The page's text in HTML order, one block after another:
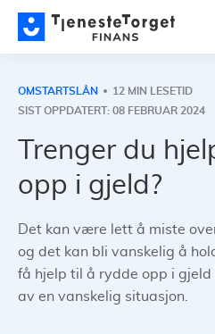
OMSTARTSLÅN
12 MIN LESETID
SIST OPPDATERT: 08 FEBRUAR 2024
Trenger du
opp i gjeld?
Det kan være lett å miste
og det kan bli vanskelig å
få hjelp til å rydde opp i
av en vanskelig situasjon.